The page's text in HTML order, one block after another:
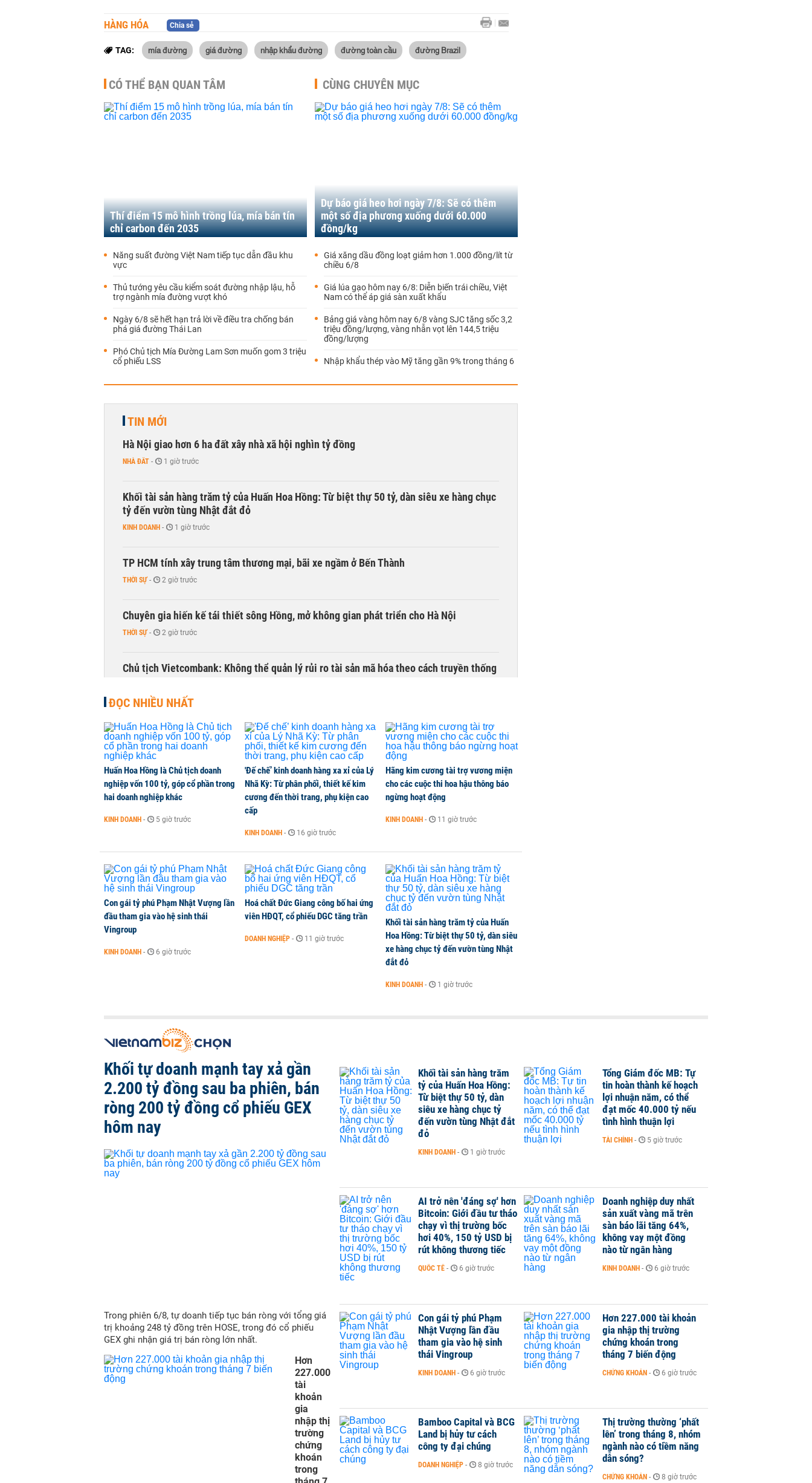
HÀNG HÓA Chia sẻ
TAG: mía đường giá đường nhập khẩu đường đường toàn cầu đường Brazil
CÓ THỂ BẠN QUAN TÂM
Thí điểm 15 mô hình trồng lúa, mía bán tín
chỉ carbon đến 2035
Năng suất đường Việt Nam tiếp tục dẫn đầu khu
vực
Thủ tướng yêu cầu kiểm soát đường nhập lậu, hỗ
trợ ngành mía đường vượt khó
Ngày 6/8 sẽ hết hạn trả lời về điều tra chống bán
phá giá đường Thái Lan
Phó Chủ tịch Mía Đường Lam Sơn muốn gom 3 triệu
cổ phiếu LSS
CÙNG CHUYÊN MỤC
Dự báo giá heo hơi ngày 7/8: Sẽ có thêm
một số địa phương xuống dưới 60.000
đồng/kg
Giá xăng dầu đồng loạt giảm hơn 1.000 đồng/lít từ
chiều 6/8
Giá lúa gạo hôm nay 6/8: Diễn biến trái chiều, Việt
Nam có thể áp giá sàn xuất khẩu
Bảng giá vàng hôm nay 6/8 vàng SJC tăng sốc 3,2
triệu đồng/lượng, vàng nhẫn vọt lên 144,5 triệu
đồng/lượng
Nhập khẩu thép vào Mỹ tăng gần 9% trong tháng 6
TIN MỚI
Hà Nội giao hơn 6 ha đất xây nhà xã hội nghìn tỷ đồng
NHÀ ĐẤT - 1 giờ trước
Khối tài sản hàng trăm tỷ của Huấn Hoa Hồng: Từ biệt thự 50 tỷ, dàn siêu xe hàng chục
tỷ đến vườn tùng Nhật đắt đỏ
KINH DOANH - 1 giờ trước
TP HCM tính xây trung tâm thương mại, bãi xe ngầm ở Bến Thành
THỜI SỰ - 2 giờ trước
Chuyên gia hiến kế tái thiết sông Hồng, mở không gian phát triển cho Hà Nội
THỜI SỰ - 2 giờ trước
Chủ tịch Vietcombank: Không thể quản lý rủi ro tài sản mã hóa theo cách truyền thống
ĐỌC NHIỀU NHẤT
Huấn Hoa Hồng là Chủ tịch doanh
nghiệp vốn 100 tỷ, góp cổ phần trong
hai doanh nghiệp khác
KINH DOANH - 5 giờ trước
'Đế chế’ kinh doanh hàng xa xỉ của Lý
Nhã Kỳ: Từ phân phối, thiết kế kim
cương đến thời trang, phụ kiện cao
cấp
KINH DOANH - 16 giờ trước
Hãng kim cương tài trợ vương miện
cho các cuộc thi hoa hậu thông báo
ngừng hoạt động
KINH DOANH - 11 giờ trước
Con gái tỷ phú Phạm Nhật Vượng lần
đầu tham gia vào hệ sinh thái
Vingroup
KINH DOANH - 6 giờ trước
Hoá chất Đức Giang công bố hai ứng
viên HĐQT, cổ phiếu DGC tăng trần
DOANH NGHIỆP - 11 giờ trước
Khối tài sản hàng trăm tỷ của Huấn
Hoa Hồng: Từ biệt thự 50 tỷ, dàn siêu
xe hàng chục tỷ đến vườn tùng Nhật
đắt đỏ
KINH DOANH - 1 giờ trước
Khối tự doanh mạnh tay xả gần
2.200 tỷ đồng sau ba phiên, bán
ròng 200 tỷ đồng cổ phiếu GEX
hôm nay
Trong phiên 6/8, tự doanh tiếp tục bán ròng với tổng giá
trị khoảng 248 tỷ đồng trên HOSE, trong đó cổ phiếu
GEX ghi nhận giá trị bán ròng lớn nhất.
Hơn
227.000
tài
khoản
gia
nhập thị
trường
chứng
khoán
trong
Khối tài sản hàng trăm
tỷ của Huấn Hoa Hồng:
Từ biệt thự 50 tỷ, dàn
siêu xe hàng chục tỷ
đến vườn tùng Nhật đắt
đỏ
KINH DOANH - 1 giờ trước
Tổng Giám đốc MB: Tự
tin hoàn thành kế hoạch
lợi nhuận năm, có thể
đạt mốc 40.000 tỷ nếu
tình hình thuận lợi
TÀI CHÍNH - 5 giờ trước
AI trở nên 'đáng sợ' hơn
Bitcoin: Giới đầu tư tháo
chạy vì thị trường bốc
hơi 40%, 150 tỷ USD bị
rút không thương tiếc
QUỐC TẾ - 6 giờ trước
Doanh nghiệp duy nhất
sản xuất vàng mã trên
sàn báo lãi tăng 64%,
không vay một đồng
nào từ ngân hàng
KINH DOANH - 6 giờ trước
Con gái tỷ phú Phạm
Nhật Vượng lần đầu
tham gia vào hệ sinh
thái Vingroup
KINH DOANH - 6 giờ trước
Hơn 227.000 tài khoản
gia nhập thị trường
chứng khoán trong
tháng 7 biến động
CHỨNG KHOÁN - 6 giờ trước
Bamboo Capital và BCG
Land bị hủy tư cách
công ty đại chúng
DOANH NGHIỆP - 8 giờ trước
Thị trường thường ‘phất
lên’ trong tháng 8, nhóm
ngành nào có tiềm năng
dẫn sóng?
CHỨNG KHOÁN - 8 giờ trước